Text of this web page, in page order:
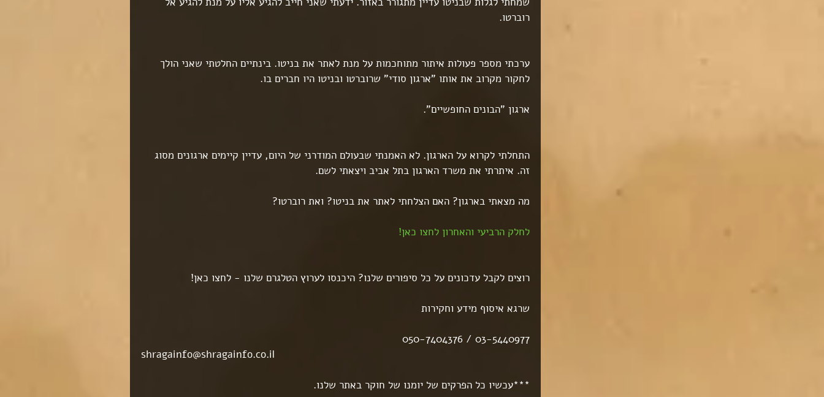
רוברטו.
ערכתי מספר פעולות איתור מתוחכמות על מנת לאתר את בניטו. בינתיים החלטתי שאני הולך
לחקור מקרוב את אותו "ארגון סודי" שרוברטו ובניטו היו חברים בו.
ארגון "הבונים החופשיים".
התחלתי לקרוא על הארגון. לא האמנתי שבעולם המודרני של היום, עדיין קיימים ארגונים מסוג
זה. איתרתי את משרד הארגון בתל אביב ויצאתי לשם.
מה מצאתי בארגון? האם הצלחתי לאתר את בניטו? ואת רוברטו?
לחלק הרביעי והאחרון לחצו כאן!
רוצים לקבל עדכונים על כל סיפורים שלנו? היכנסו לערוץ הטלגרם שלנו - לחצו כאן!
שרגא איסוף מידע וחקירות
03-5440977 / 050-7404376
shragainfo@shragainfo.co.il
***עכשיו כל הפרקים של יומנו של חוקר באתר שלנו.